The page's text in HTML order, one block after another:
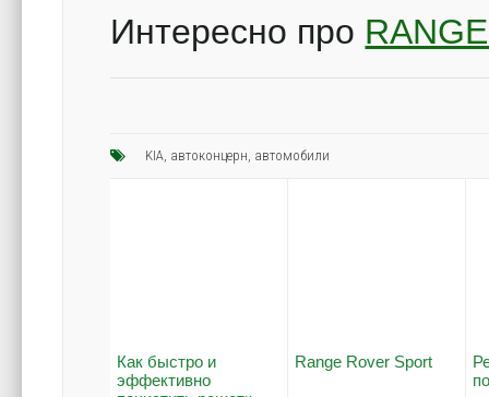
Интересно про
KIA, автоконцерн, автомобили
Как быстро и
эффективно
Range Rover Sport